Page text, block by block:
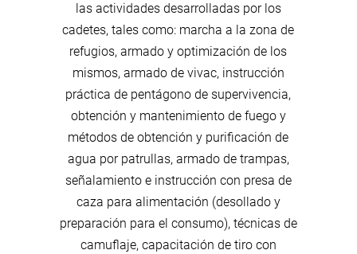
las actividades desarrolladas por los
cadetes, tales como: marcha a la zona de
refugios, armado y optimización de los
mismos, armado de vivac, instrucción
práctica de pentágono de supervivencia,
obtención y mantenimiento de fuego y
métodos de obtención y purificación de
agua por patrullas, armado de trampas,
señalamiento e instrucción con presa de
caza para alimentación (desollado y
preparación para el consumo), técnicas de
camuflaje, capacitación de tiro con